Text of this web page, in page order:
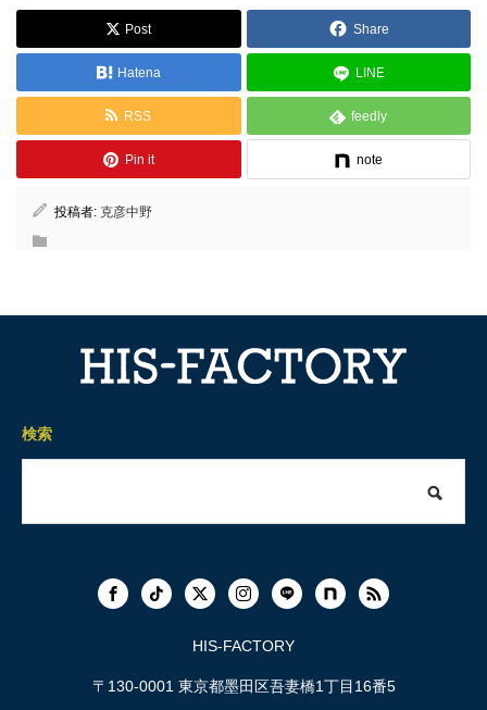
Post Share
Hatena LINE
RSS feedly
Pin it note
投稿者: 克彦中野
検索
HIS-FACTORY
〒130-0001 東京都墨田区吾妻橋1丁目16番5